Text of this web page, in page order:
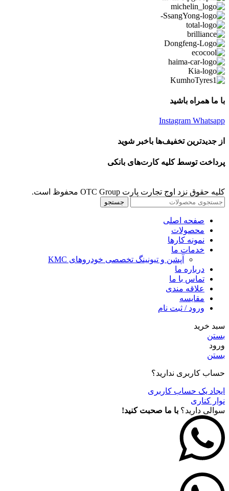
با ما همراه باشید
Instagram Whatsapp
از جدیدترین تخفیف‌ها باخبر شوید
پرداخت توسط کلیه کارت‌های بانکی
کلیه حقوق نزد اوج تجارت پارت OTC Group محفوظ است.
جستجو
صفحه اصلی
محصولات
نمونه کارها
خدمات ما
آپشن و تیونینگ تخصصی خودروهای KMC
درباره ما
تماس با ما
علاقه مندی
مقايسه
ورود / ثبت نام
سبد خرید
بستن
ورود
بستن
حساب کاربری ندارید؟
ایجاد یک حساب کاربری
نوار کناری
سوالی دارید؟ با ما صحبت کنید!